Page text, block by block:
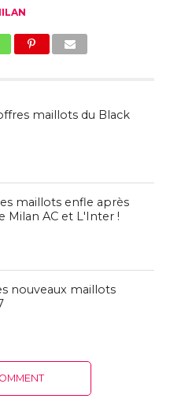
maillots du Black
maillots enfle après
Milan AC et L'Inter !
nouveaux maillots